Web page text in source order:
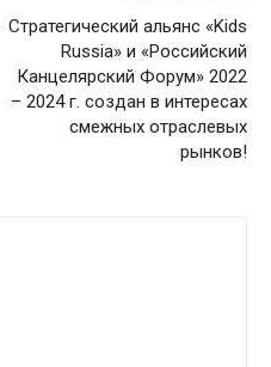
Стратегический альянс «Kids
Russia» и «Российский
Канцелярский Форум» 2022
– 2024 г. создан в интересах
смежных отраслевых
рынков!